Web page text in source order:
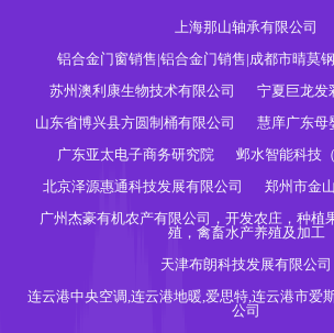
上海那山轴承有限公司
铝合金门窗销售|铝合金门销售|成都市晴莫
苏州澳利康生物技术有限公司
宁夏巨龙发
山东省博兴县方圆制桶有限公司
慧庠广东母
广东亚太电子商务研究院
邺水智能科技
北京泽源惠通科技发展有限公司
郑州市金
广州杰豪有机农产有限公司，开发农庄，种植
殖，禽畜水产养殖及加工
天津布朗科技发展有限公司
连云港中央空调,连云港地暖,爱思特,连云港市爱
公司